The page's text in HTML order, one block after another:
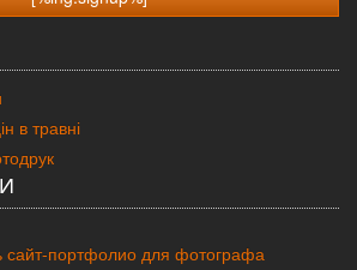
в травні
сайт-портфолио для фотографа